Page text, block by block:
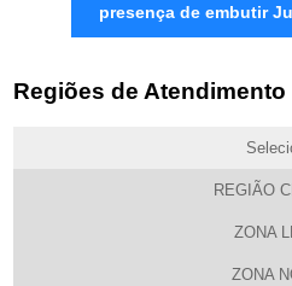
presença de embutir
Regiões de Atendimento
REGIÃO
ZONA
ZONA